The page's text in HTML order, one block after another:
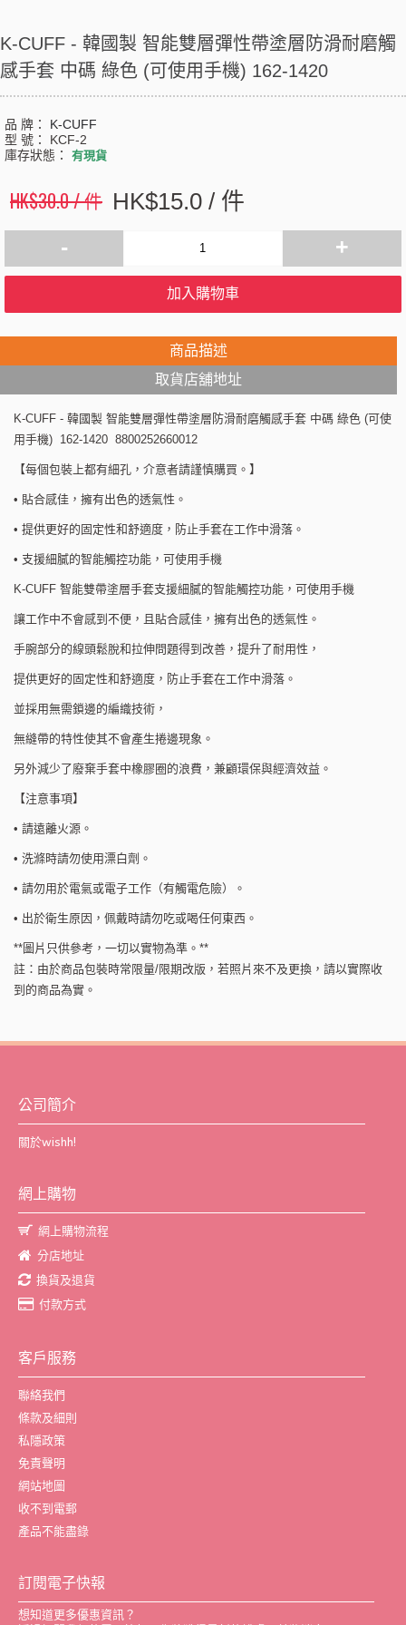
K-CUFF - 韓國製 智能雙層彈性帶塗層防滑耐磨觸
感手套 中碼 綠色 (可使用手機) 162-1420
品 牌： K-CUFF
型 號： KCF-2
庫存狀態： 有現貨
HK$30.0 / 件 HK$15.0 / 件
- +
加入購物車
商品描述
取貨店舖地址
K-CUFF - 韓國製 智能雙層彈性帶塗層防滑耐磨觸感手套 中碼 綠色 (可使
用手機) 162-1420 8800252660012
【每個包裝上都有細孔，介意者請謹慎購買。】
• 貼合感佳，擁有出色的透氣性。
• 提供更好的固定性和舒適度，防止手套在工作中滑落。
• 支援細膩的智能觸控功能，可使用手機
K-CUFF 智能雙帶塗層手套支援細膩的智能觸控功能，可使用手機
讓工作中不會感到不便，且貼合感佳，擁有出色的透氣性。
手腕部分的線頭鬆脫和拉伸問題得到改善，提升了耐用性，
提供更好的固定性和舒適度，防止手套在工作中滑落。
並採用無需鎖邊的編織技術，
無縫帶的特性使其不會產生捲邊現象。
另外減少了廢棄手套中橡膠圈的浪費，兼顧環保與經濟效益。
【注意事項】
• 請遠離火源。
• 洗滌時請勿使用漂白劑。
• 請勿用於電氣或電子工作（有觸電危險）。
• 出於衛生原因，佩戴時請勿吃或喝任何東西。
**圖片只供參考，一切以實物為準。**
註：由於商品包裝時常限量/限期改版，若照片來不及更換，請以實際收
到的商品為實。
公司簡介
關於wishh!
網上購物
網上購物流程
分店地址
換貨及退貨
付款方式
客戶服務
聯絡我們
條款及細則
私隱政策
免責聲明
網站地圖
收不到電郵
產品不能盡錄
訂閱電子快報
想知道更多優惠資訊？